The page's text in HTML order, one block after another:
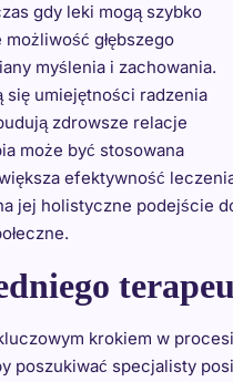
gdy leki mogą szybko
głębszego
myślenia i zachowania.
się umiejętności radzenia
zdrowsze relacje
może być stosowana
efektywność
jej holistyczne podejście
krokiem w
poszukiwać specjalisty